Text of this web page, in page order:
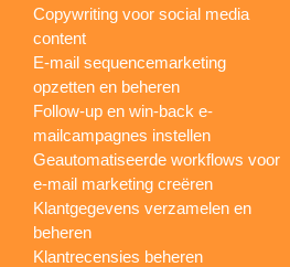
Copywriting voor social media
content
E-mail sequencemarketing
opzetten en beheren
Follow-up en win-back e-
mailcampagnes instellen
Geautomatiseerde workflows voor
e-mail marketing creëren
Klantgegevens verzamelen en
beheren
Klantrecensies beheren